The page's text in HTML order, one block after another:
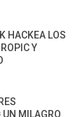
HACKEA LOS
Y
MILAGRO